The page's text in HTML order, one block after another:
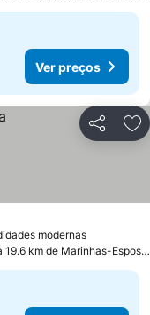
Ver preços
Partilhar
modernasVer
19.6 km de Marinhas-